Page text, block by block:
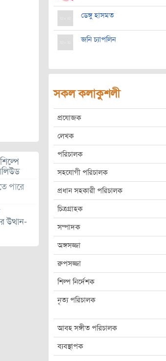
পারে
উত্থান-
ডেঙ্গু হাসমত
জনি চ্যাপলিন
সকল কলাকুশলী
প্রযোজক
লেখক
পরিচালক
সহযোগী পরিচালক
প্রধান সহকারী পরিচালক
চিত্রগ্রাহক
সম্পাদক
অঙ্গসজ্জা
রুপসজ্জা
শিল্প নির্দেশক
নৃত্য পরিচালক
আবহ সঙ্গীত পরিচালক
ব্যবস্থাপক